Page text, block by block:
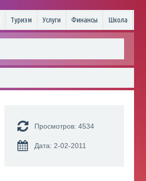
Туризм Услуги Финансы Школа
Просмотров: 4534
Дата: 2-02-2011